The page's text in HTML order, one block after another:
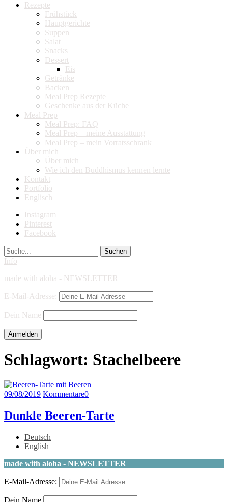
Rezepte
Frühstück
Hauptgerichte
Suppen
Salat
Snacks
Dessert
Eis
Getränke
Backen
Meal Prep Rezepte
Geschenke aus der Küche
Meal Prep
Meal Prep: FAQ
Meal Prep – meine Ausstattung
Meal Prep – mein Vorratsschrank
Über mich
Über mich
Wie ich den Buddhismus kennen lernte
Kontakt
Portfolio
Englisch
Instagram
Pinterest
Facebook
Suche
Info
made with aloha - NEWSLETTER
E-Mail-Adresse:
Dein Name
Schlagwort: Stachelbeere
09/08/2019 Kommentare0
Dunkle Beeren-Tarte
Deutsch
English
made with aloha - NEWSLETTER
E-Mail-Adresse:
Dein Name